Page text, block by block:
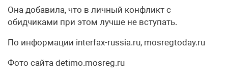
Она добавила, что в личный конфликт с
обидчиками при этом лучше не вступать.
По информации interfax-russia.ru, mosregtoday.ru
Фото сайта detimo.mosreg.ru